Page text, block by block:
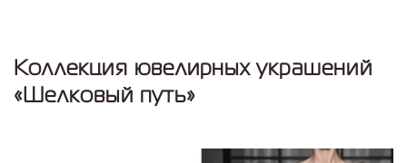
Коллекция ювелирных украшений
«Шелковый путь»